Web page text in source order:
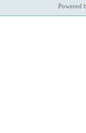
Powered